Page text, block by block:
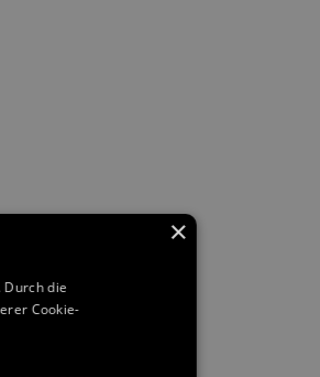
×
die
Cookie-